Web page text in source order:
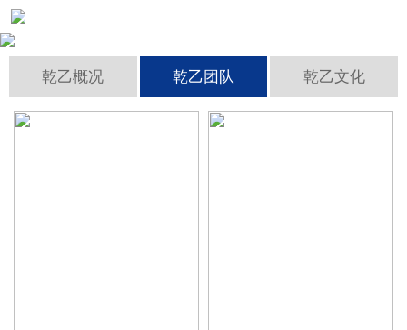
成功案例
资讯中心
乾乙概况 乾乙团队 乾乙文化